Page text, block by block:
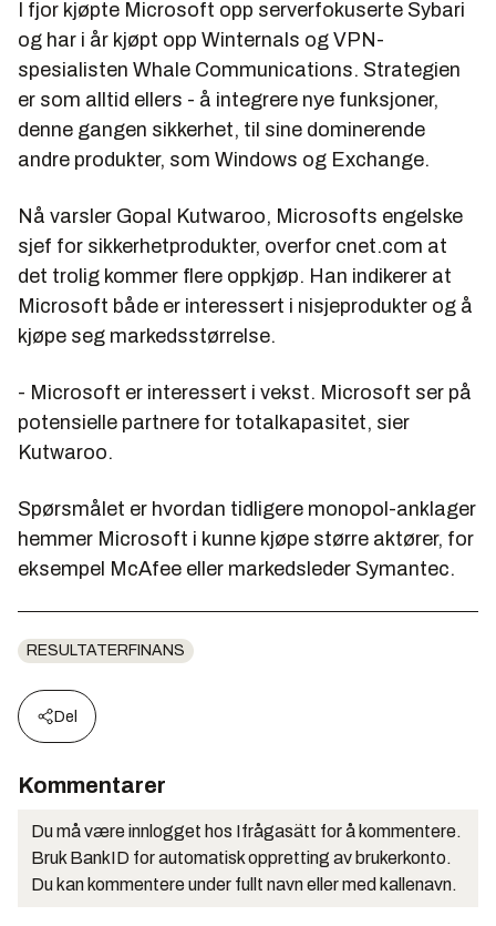
I fjor kjøpte Microsoft opp serverfokuserte Sybari
og har i år kjøpt opp Winternals og VPN-
spesialisten Whale Communications. Strategien
er som alltid ellers - å integrere nye funksjoner,
denne gangen sikkerhet, til sine dominerende
andre produkter, som Windows og Exchange.
Nå varsler Gopal Kutwaroo, Microsofts engelske
sjef for sikkerhetprodukter, overfor cnet.com at
det trolig kommer flere oppkjøp. Han indikerer at
Microsoft både er interessert i nisjeprodukter og å
kjøpe seg markedsstørrelse.
- Microsoft er interessert i vekst. Microsoft ser på
potensielle partnere for totalkapasitet, sier
Kutwaroo.
Spørsmålet er hvordan tidligere monopol-anklager
hemmer Microsoft i kunne kjøpe større aktører, for
eksempel McAfee eller markedsleder Symantec.
RESULTATERFINANS
Del
Kommentarer
Du må være innlogget hos Ifrågasätt for å kommentere.
Bruk BankID for automatisk oppretting av brukerkonto.
Du kan kommentere under fullt navn eller med kallenavn.